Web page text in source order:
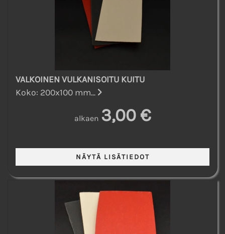
VALKOINEN VULKANISOITU KUITU
Koko: 200x100 mm...
alkaen 3,00 €